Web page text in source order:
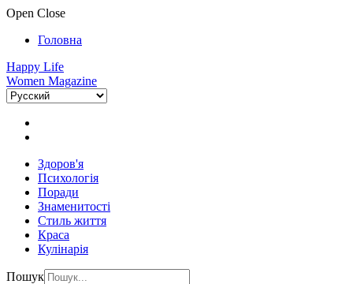
Open Close
Головна
Happy Life
Women Magazine
Здоров'я
Психологія
Поради
Знаменитості
Стиль життя
Краса
Кулінарія
Пошук